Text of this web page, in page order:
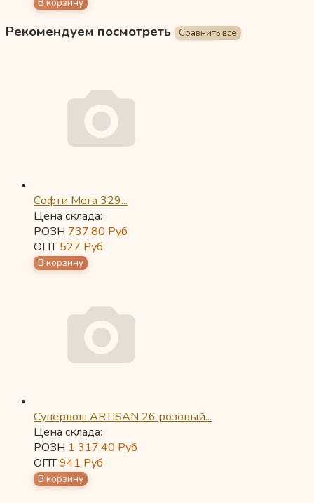
Рекомендуем посмотреть
Софти Мега 329...
Цена склада:
РОЗН 737,80 Руб
ОПТ527 Руб
Супервош ARTISAN 26 розовый...
Цена склада:
РОЗН 1 317,40 Руб
ОПТ941 Руб